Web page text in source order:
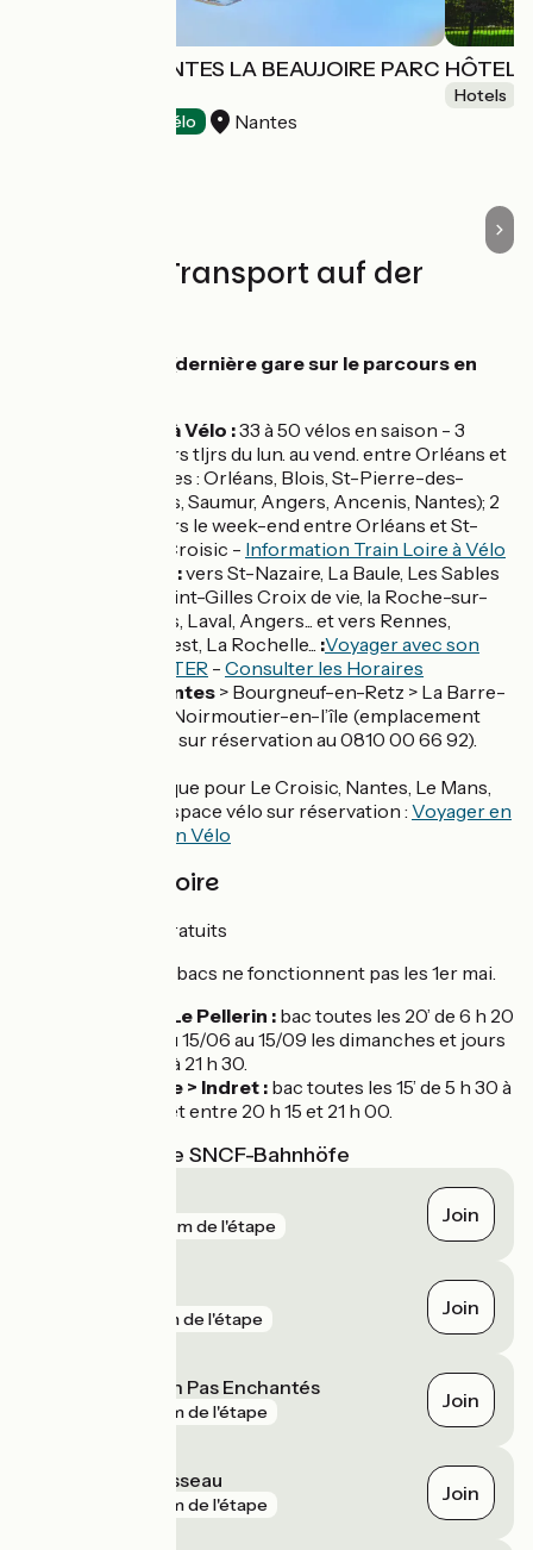
HÔTEL IBIS NANTES LA BEAUJOIRE PARC
Accueil Vélo Nantes
HÔTEL
Hotels
Züge und Transport auf der
Gare de Nantes (dernière gare sur le parcours en
Train Loire à Vélo :33 à 50 vélos en saison - 3
allers-retours tljrs du lun. au vend. entre Orléans et
Nantes (Gares : Orléans, Blois, St-Pierre-des-
Corps, Tours, Saumur, Angers, Ancenis, Nantes); 2
allers-retours le week-end entre Orléans et St-
Nazaire, Le Croisic - Information Train Loire à Vélo
Autres TER :vers St-Nazaire, La Baule, Les Sables
d’Olonne, Saint-Gilles Croix de vie, la Roche-sur-
Yon, Le Mans, Laval, Angers... et vers Rennes,
Quimper, Brest, La Rochelle... :Voyager avec son
vélo dans le TER - Consulter les Horaires
Car TER Nantes > Bourgneuf-en-Retz > La Barre-
de-Monts > Noirmoutier-en-l’île (emplacement
pour 6 vélos sur réservation au 0810 00 66 92).
TGV Atlantique pour Le Croisic, Nantes, Le Mans,
Paris avec espace vélo sur réservation : Voyager en
TGV avec son Vélo
Les Bacs de Loire
Tous les jours - Gratuits
les bacs ne fonctionnent pas les 1er mai.
Couëron > Le Pellerin : bac toutes les 20’ de 6 h 20
à 20 h 30. Du 15/06 au 15/09 les dimanches et jours
fériés, jusqu’à 21 h 30.
Basse-Indre > Indret : bac toutes les 15’ de 5 h 30 à
22 h 30. Arrêt entre 20 h 15 et 21 h 00.
Nächstgelegene SNCF-Bahnhöfe
219 m de l'étape Join
1 km de l'étape Join
Saint-Sébastien Pas Enchantés
2 km de l'étape Join
Rezé Pont Rousseau
2 km de l'étape Join